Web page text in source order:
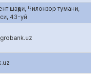
шаҳри, Чилонзор тумани,
43-уй